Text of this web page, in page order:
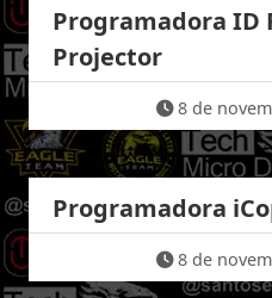
Programadora ID
Projector
8 de
Programadora
8 de